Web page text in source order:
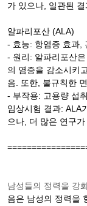
가 있으나, 일관된 결
알파리포산 (ALA)
- 효능: 항염증 효과,
- 원리: 알파리포산
의 염증을 감소시키
음. 또한, 불규칙한
- 부작용: 고용량 섭
임상시험 결과: ALA
으나, 더 많은 연구가
남성들의 정력을 강
음은 남성의 정력을